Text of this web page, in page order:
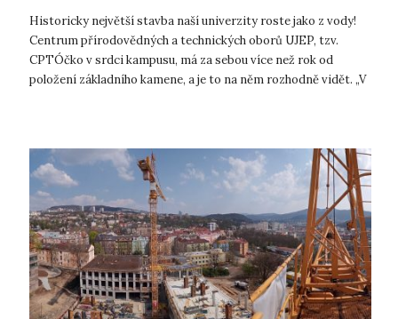
Historicky největší stavba naší univerzity roste jako z vody!
Centrum přírodovědných a technických oborů UJEP, tzv.
CPTÓčko v srdci kampusu, má za sebou více než rok od
položení základního kamene, a je to na něm rozhodně vidět. „V